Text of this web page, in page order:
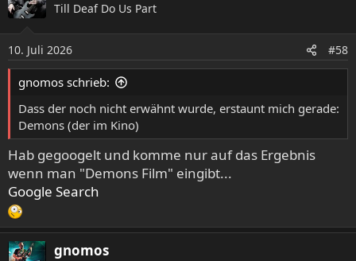
Till Deaf Do Us Part
10. Juli 2026 #58
gnomos schrieb:
Dass der noch nicht erwähnt wurde, erstaunt mich gerade:
Demons (der im Kino)
Hab gegoogelt und komme nur auf das Ergebnis
wenn man "Demons Film" eingibt...
Google Search
gnomos